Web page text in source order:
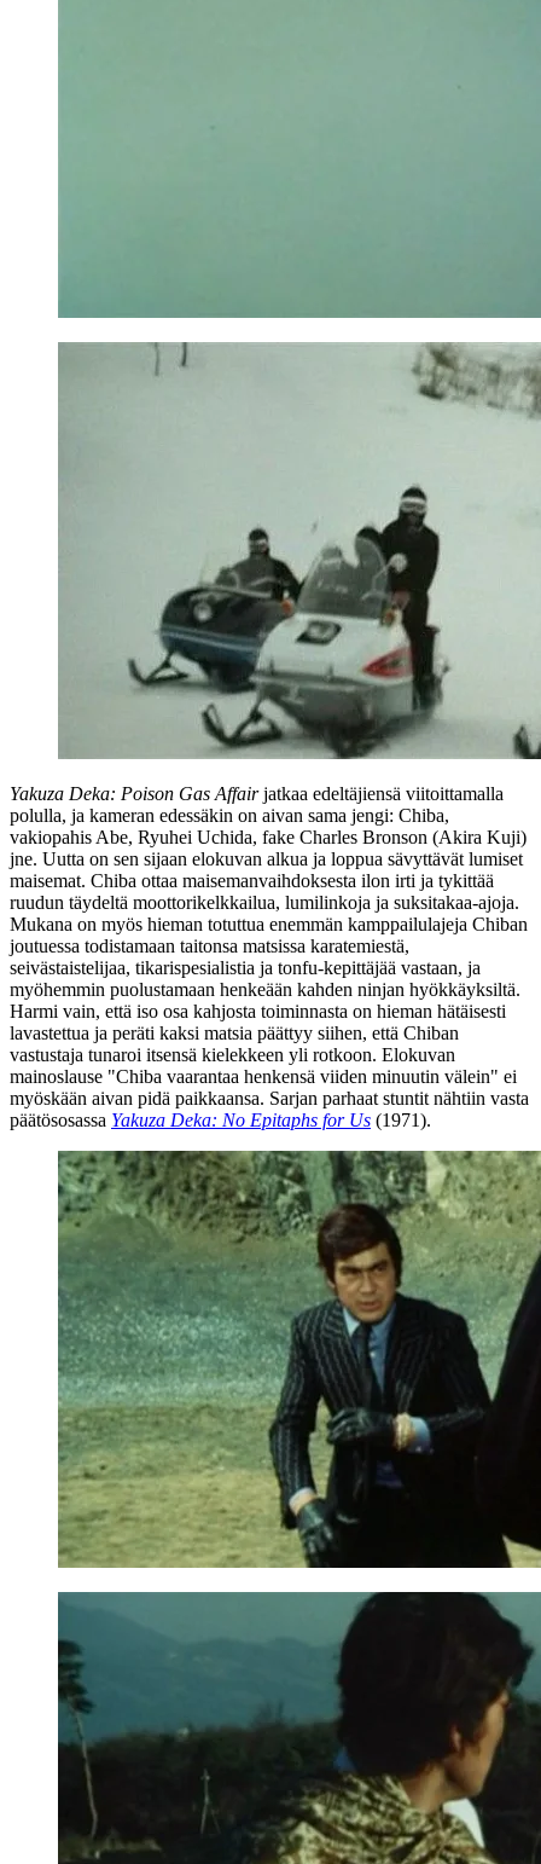
Yakuza Deka: Poison Gas Affairjatkaa edeltäjiensä viitoittamalla
polulla, ja kameran edessäkin on aivan sama jengi: Chiba,
vakiopahis Abe, Ryuhei Uchida, fake Charles Bronson (Akira Kuji)
jne. Uutta on sen sijaan elokuvan alkua ja loppua sävyttävät lumiset
maisemat. Chiba ottaa maisemanvaihdoksesta ilon irti ja tykittää
ruudun täydeltä moottorikelkkailua, lumilinkoja ja suksitakaa-ajoja.
Mukana on myös hieman totuttua enemmän kamppailulajeja Chiban
joutuessa todistamaan taitonsa matsissa karatemiestä,
seivästaistelijaa, tikarispesialistia ja tonfu-kepittäjää vastaan, ja
myöhemmin puolustamaan henkeään kahden ninjan hyökkäyksiltä.
Harmi vain, että iso osa kahjosta toiminnasta on hieman hätäisesti
lavastettua ja peräti kaksi matsia päättyy siihen, että Chiban
vastustaja tunaroi itsensä kielekkeen yli rotkoon. Elokuvan
mainoslause "Chiba vaarantaa henkensä viiden minuutin välein" ei
myöskään aivan pidä paikkaansa. Sarjan parhaat stuntit nähtiin vasta
päätösosassa Yakuza Deka: No Epitaphs for Us (1971).